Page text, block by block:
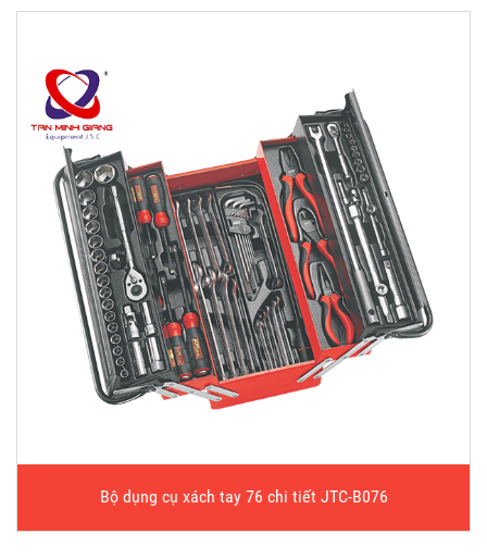
Bộ dụng cụ xách tay 76 chi tiết JTC-B076